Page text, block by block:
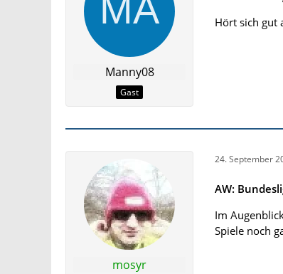
Manny08
Gast
Hört sich gut
mosyr
24. September
AW:
Im
Spiele noch